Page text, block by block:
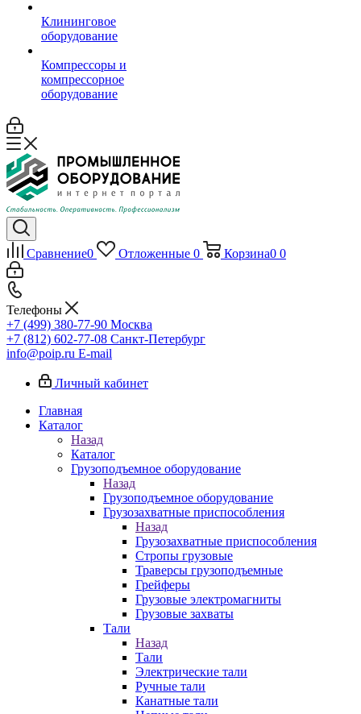
Клининговое
оборудование
Компрессоры и
компрессорное
оборудование
Сравнение0 Отложенные 0 Корзина0 0
Телефоны
+7 (499) 380-77-90 Москва
+7 (812) 602-77-08 Санкт-Петербург
info@poip.ru E-mail
Личный кабинет
Главная
Каталог
Назад
Каталог
Грузоподъемное оборудование
Назад
Грузоподъемное оборудование
Грузозахватные приспособления
Назад
Грузозахватные приспособления
Стропы грузовые
Траверсы грузоподъемные
Грейферы
Грузовые электромагниты
Грузовые захваты
Тали
Назад
Тали
Электрические тали
Ручные тали
Канатные тали